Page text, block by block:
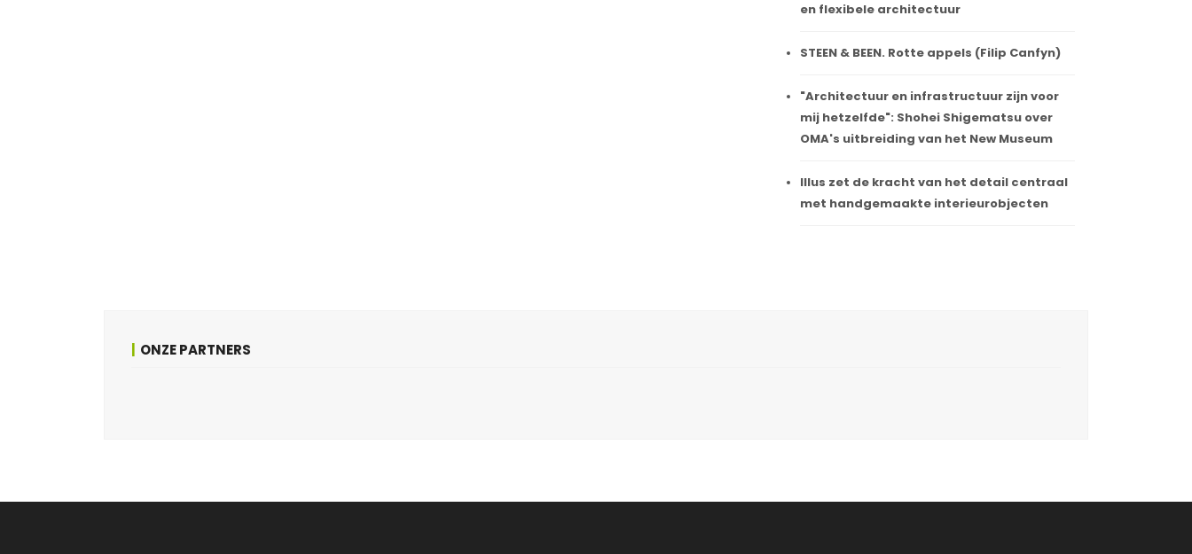
en flexibele architectuur
STEEN & BEEN. Rotte appels (Filip Canfyn)
"Architectuur en infrastructuur zijn voor
mij hetzelfde": Shohei Shigematsu over
OMA's uitbreiding van het New Museum
Illus zet de kracht van het detail centraal
met handgemaakte interieurobjecten
ONZE PARTNERS